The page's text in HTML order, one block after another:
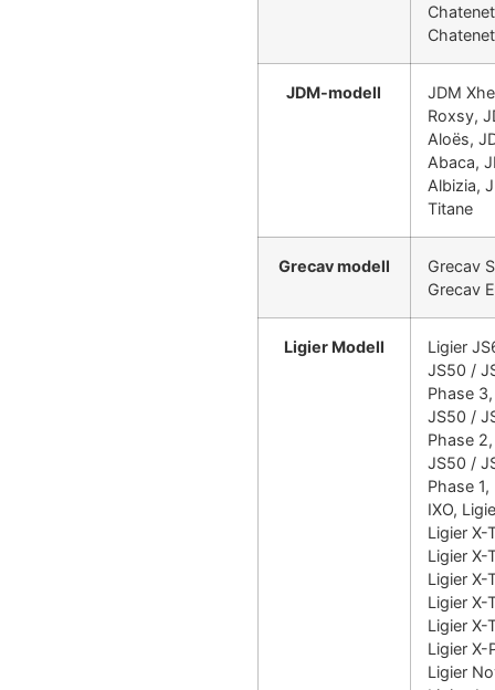
JDM-modell
JDM
Roxsy,
Aloës,
Abaca,
Albizia,
Titane
Grecav modell
Grecav
Grecav
Ligier Modell
Ligier
JS50 /
Phase
JS50 /
Phase
JS50 /
Phase 1,
IXO,
Ligier X-
Ligier X-
Ligier X-
Ligier X-
Ligier X-
Ligier X-
Ligier